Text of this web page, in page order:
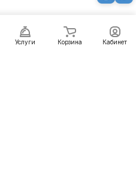
Услуги Корзина Кабинет